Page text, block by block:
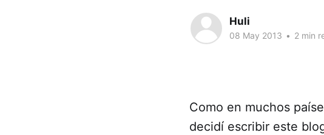
Huli
08 May 2013 • 2 min
Como en muchos
decidí escribir este